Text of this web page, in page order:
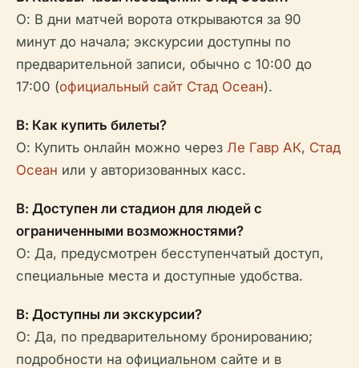
О: В дни матчей ворота открываются за 90
минут до начала; экскурсии доступны по
предварительной записи, обычно с 10:00 до
17:00 (официальный сайт Стад Осеан).
В: Как купить билеты?
О: Купить онлайн можно через Ле Гавр АК, Стад
Осеан или у авторизованных касс.
В: Доступен ли стадион для людей с
ограниченными возможностями?
О: Да, предусмотрен бесступенчатый доступ,
специальные места и доступные удобства.
В: Доступны ли экскурсии?
О: Да, по предварительному бронированию;
подробности на официальном сайте и в